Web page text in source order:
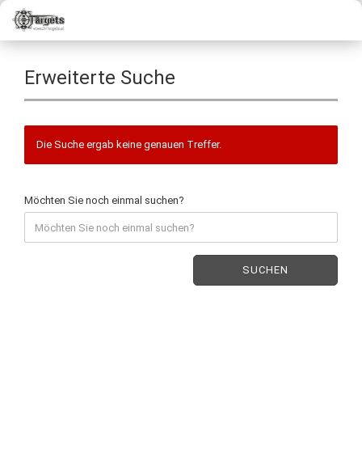
Erweiterte Suche
Die Suche ergab keine genauen Treffer.
Möchten Sie noch einmal suchen?
SUCHEN